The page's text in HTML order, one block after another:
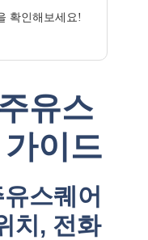
확인해보세요!
유스
이드
스퀘어
치, 전화